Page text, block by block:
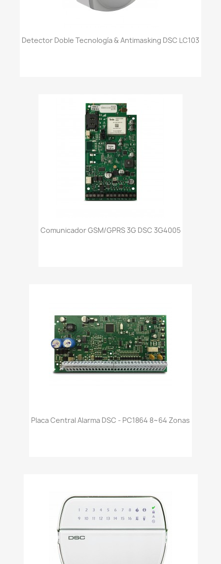
Detector Doble Tecnología & Antimasking DSC LC103
Comunicador GSM/GPRS 3G DSC 3G4005
Placa Central Alarma DSC - PC1864 8~64 Zonas